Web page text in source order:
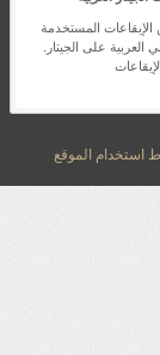
الإيقاعات المستخدمة
على الجيتار.
استخدام الموقع